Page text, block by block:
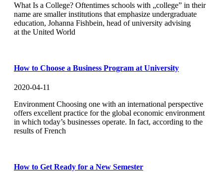
What Is a College? Oftentimes schools with „college” in their
name are smaller institutions that emphasize undergraduate
education, Johanna Fishbein, head of university advising
at the United World
How to Choose a Business Program at University
2020-04-11
Environment Choosing one with an international perspective
offers excellent practice for the global economic environment
in which today’s businesses operate. In fact, according to the
results of French
How to Get Ready for a New Semester